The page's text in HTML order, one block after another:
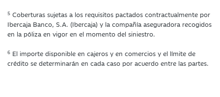
5 Coberturas sujetas a los requisitos pactados contractualmente por
Ibercaja Banco, S.A. (Ibercaja) y la compañía aseguradora recogidos
en la póliza en vigor en el momento del siniestro.
6 El importe disponible en cajeros y en comercios y el límite de
crédito se determinarán en cada caso por acuerdo entre las partes.